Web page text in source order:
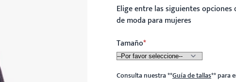
Elige entre las siguientes
de moda para mujeres
Tamaño
Consulta nuestra**Guía de tallas**para